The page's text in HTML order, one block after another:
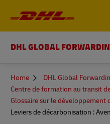
DHL GLOBAL
You
here
Home
DHL Global
Centre de formation au transit
Leviers de décarbonisation :